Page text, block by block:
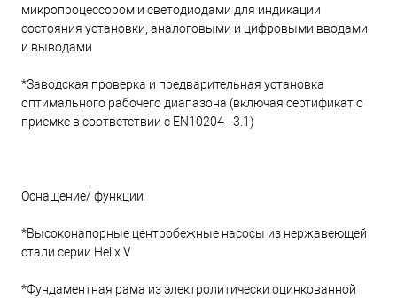
микропроцессором и светодиодами для индикации
состояния установки, аналоговыми и цифровыми вводами
и выводами
*Заводская проверка и предварительная установка
оптимального рабочего диапазона (включая сертификат о
приемке в соответствии с EN10204 - 3.1)
Оснащение/ функции
*Высоконапорные центробежные насосы из нержавеющей
стали серии Helix V
*Фундаментная рама из электролитически оцинкованной